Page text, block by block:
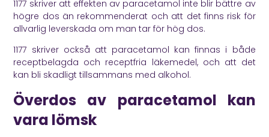
1177 skriver att effekten av paracetamol inte blir bättre av
högre dos än rekommenderat och att det finns risk för
allvarlig leverskada om man tar för hög dos.
1177 skriver också att paracetamol kan finnas i både
receptbelagda och receptfria läkemedel, och att det
kan bli skadligt tillsammans med alkohol.
Överdos av paracetamol kan
vara lömsk